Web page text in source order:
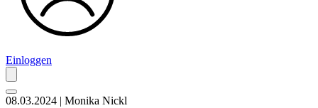
Einloggen
08.03.2024 | Monika Nickl